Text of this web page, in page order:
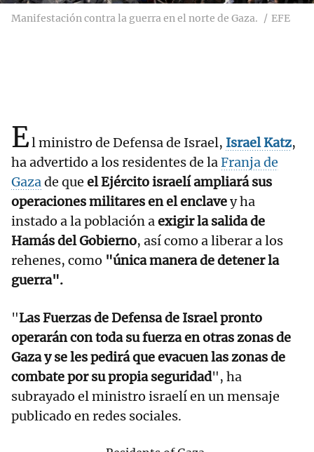
Manifestación contra la guerra en el norte de Gaza. EFE
El ministro de Defensa de Israel, Israel Katz,
ha advertido a los residentes de laFranja de
Gazade que el Ejército israelí ampliará sus
operaciones militares en el enclavey ha
instado a la población aexigir la salida de
Hamás del Gobierno, así como a liberar a los
rehenes, como "única manera de detener la
guerra".
"Las Fuerzas de Defensa de Israel pronto
operarán con toda su fuerza en otras zonas de
Gaza y se les pedirá que evacuen las zonas de
combate por su propia seguridad", ha
subrayado el ministro israelí en un mensaje
publicado en redes sociales.